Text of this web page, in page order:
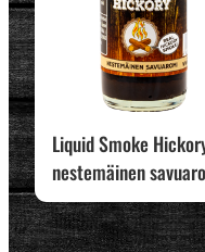
Liquid Smoke
nestemäinen